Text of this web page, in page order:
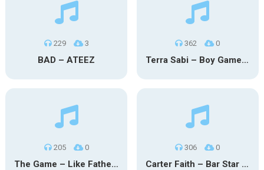
229 3
BAD – ATEEZ
362 0
Terra Sabi – Boy Game X Marcia Cruz
205 0
The Game – Like Father Like Daughter
306 0
Carter Faith – Bar Star Vevo